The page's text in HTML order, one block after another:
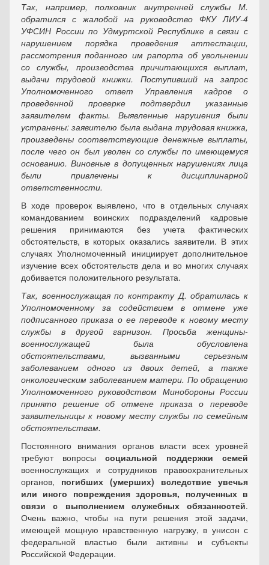
Так, например, полковник внутренней службы М.
обратился с жалобой на руководство ФКУ ЛИУ-4
УФСИН России по Удмуртской Республике в связи с
нарушением порядка проведения аттестации,
рассмотрения поданного им рапорта об увольнении
со службы, производства причитающихся выплат,
выдачи трудовой книжки. Поступивший на запрос
Уполномоченного ответ Управления кадров о
проведенной проверке подтвердил указанные
заявителем факты. Выявленные нарушения были
устранены: заявителю была выдана трудовая книжка,
произведены соответствующие денежные выплаты,
после чего он был уволен со службы по имеющемуся
основанию. Виновные в допущенных нарушениях лица
были привлечены к дисциплинарной
ответственности.
В ходе проверок выявлено, что в отдельных случаях
командованием воинских подразделений кадровые
решения принимаются без учета фактических
обстоятельств, в которых оказались заявители. В этих
случаях Уполномоченный инициирует дополнительное
изучение всех обстоятельств дела и во многих случаях
добивается положительного результата.
Так, военнослужащая по контракту Д. обратилась к
Уполномоченному за содействием в отмене уже
подписанного приказа о ее переводе к новому месту
службы в другой гарнизон. Просьба женщины-
военнослужащей была обусловлена
обстоятельствами, вызванными серьезным
заболеванием одного из двоих детей, а также
онкологическим заболеванием матери. По обращению
Уполномоченного руководством Минобороны России
принято решение об отмене приказа о переводе
заявительницы к новому месту службы по семейным
обстоятельствам.
Постоянного внимания органов власти всех уровней
требуют вопросы социальной поддержки семей
военнослужащих и сотрудников правоохранительных
органов, погибших (умерших) вследствие увечья
или иного повреждения здоровья, полученных в
связи с выполнением служебных обязанностей.
Очень важно, чтобы на пути решения этой задачи,
имеющей мощную нравственную нагрузку, в унисон с
федеральной властью были активны и субъекты
Российской Федерации.